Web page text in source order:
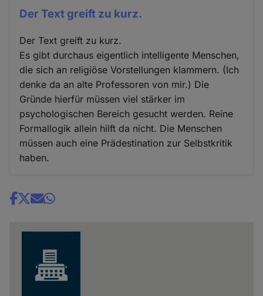
Der Text greift zu kurz.
Der Text greift zu kurz.
Es gibt durchaus eigentlich intelligente Menschen,
die sich an religiöse Vorstellungen klammern. (Ich
denke da an alte Professoren von mir.) Die
Gründe hierfür müssen viel stärker im
psychologischen Bereich gesucht werden. Reine
Formallogik allein hilft da nicht. Die Menschen
müssen auch eine Prädestination zur Selbstkritik
haben.
Share